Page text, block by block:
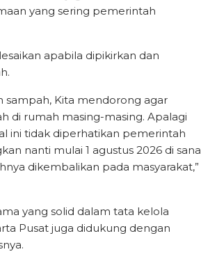
yang sering pemerintah
apabila dipikirkan dan
sampah, Kita mendorong agar
di rumah masing-masing. Apalagi
ini tidak diperhatikan pemerintah
nanti mulai 1 agustus 2026 di sana
dikembalikan pada masyarakat,”
yang solid dalam tata kelola
Pusat juga didukung dengan